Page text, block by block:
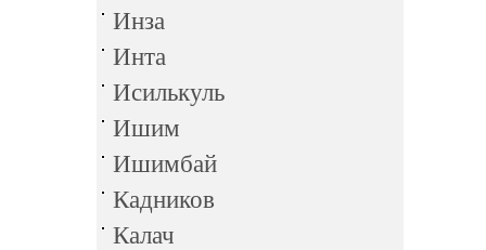
Инза
Инта
Исилькуль
Ишим
Ишимбай
Кадников
Калач